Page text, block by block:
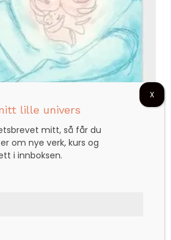
lille univers
mitt, så får du
om nye verk, kurs og
i innboksen.
X